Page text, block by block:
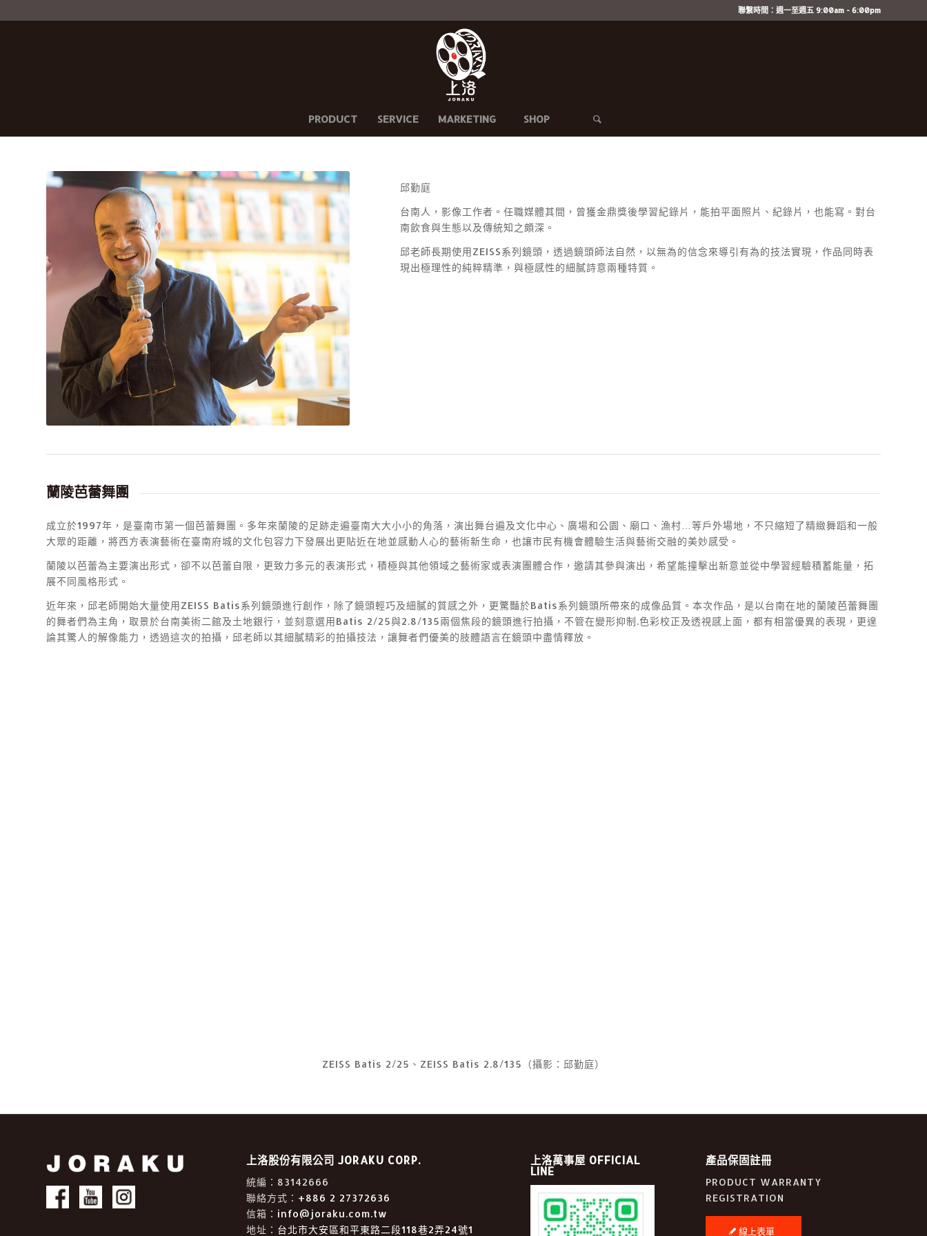
聯繫時間：週一至週五 9:00am - 6:00pm
PRODUCT SERVICE MARKETING SHOP
邱勤庭
台南人，影像工作者。任職媒體其間，曾獲金鼎獎後學習紀錄片，能拍平面照片、紀錄片，也能寫。對台
南飲食與生態以及傳統知之頗深。
邱老師長期使用ZEISS系列鏡頭，透過鏡頭師法自然，以無為的信念來導引有為的技法實現，作品同時表
現出極理性的純粹精準，與極感性的細膩詩意兩種特質。
蘭陵芭蕾舞團
成立於1997年，是臺南市第一個芭蕾舞團。多年來蘭陵的足跡走遍臺南大大小小的角落，演出舞台遍及文化中心、廣場和公園、廟口、漁村…等戶外場地，不只縮短了精緻舞蹈和一般
大眾的距離，將西方表演藝術在臺南府城的文化包容力下發展出更貼近在地並感動人心的藝術新生命，也讓市民有機會體驗生活與藝術交融的美妙感受。
蘭陵以芭蕾為主要演出形式，卻不以芭蕾自限，更致力多元的表演形式，積極與其他領域之藝術家或表演團體合作，邀請其參與演出，希望能撞擊出新意並從中學習經驗積蓄能量，拓
展不同風格形式。
近年來，邱老師開始大量使用ZEISS Batis系列鏡頭進行創作，除了鏡頭輕巧及細膩的質感之外，更驚豔於Batis系列鏡頭所帶來的成像品質。本次作品，是以台南在地的蘭陵芭蕾舞團
的舞者們為主角，取景於台南美術二館及土地銀行，並刻意選用Batis 2/25與2.8/135兩個焦段的鏡頭進行拍攝，不管在變形抑制.色彩校正及透視感上面，都有相當優異的表現，更遑
論其驚人的解像能力，透過這次的拍攝，邱老師以其細膩精彩的拍攝技法，讓舞者們優美的肢體語言在鏡頭中盡情釋放。
ZEISS Batis 2/25、ZEISS Batis 2.8/135（攝影：邱勤庭）
上洛股份有限公司 JORAKU CORP.
統編：83142666
聯絡方式： +886 2 27372636
信箱： info@joraku.com.tw
地址： 台北市大安區和平東路二段118巷2弄24號1
上洛萬事屋 OFFICIAL
LINE
產品保固註冊
PRODUCT WARRANTY
REGISTRATION
線上表單